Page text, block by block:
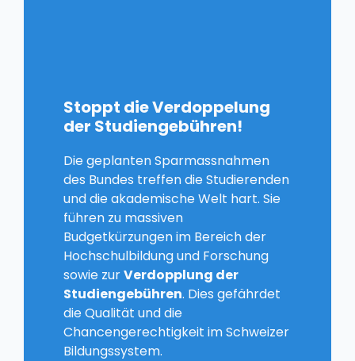
Stoppt die Verdoppelung
der Studiengebühren!
Die geplanten Sparmassnahmen
des Bundes treffen die Studierenden
und die akademische Welt hart. Sie
führen zu massiven
Budgetkürzungen im Bereich der
Hochschulbildung und Forschung
sowie zurVerdopplung der
Studiengebühren. Dies gefährdet
die Qualität und die
Chancengerechtigkeit im Schweizer
Bildungssystem.